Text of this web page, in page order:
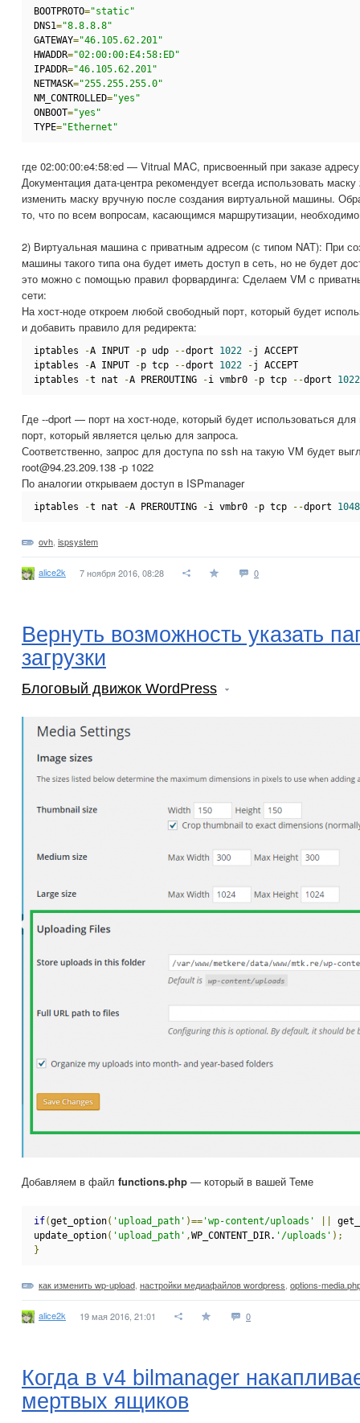
BOOTPROTO="static"
DNS1="8.8.8.8"
GATEWAY="46.105.62.201"
HWADDR="02:00:00:E4:58:ED"
IPADDR="46.105.62.201"
NETMASK="255.255.255.0"
NM_CONTROLLED="yes"
ONBOOT="yes"
TYPE="Ethernet"
где 02:00:00:e4:58:ed — Vitrual MAC, присвоенный при заказе
Документация дата-центра рекомендует всегда использовать
изменить маску вручную после создания виртуальной машины.
то, что по всем вопросам, касающимся маршрутизации,
2) Виртуальная машина с приватным адресом (с типом NAT): При
машины такого типа она будет иметь доступ в сеть, но не будет
это можно с помощью правил форвардинга: Сделаем VM c
сети:
На хост-ноде откроем любой свободный порт, который будет
и добавить правило для редиректа:
iptables -A INPUT -p udp --dport 1022 -j ACCEPT
iptables
-A INPUT -p tcp --dport 1022 -j ACCEPT
iptables
-t nat -A PREROUTING -i vmbr0 -p tcp --dport 1022
Где --dport — порт на хост-ноде, который будет использоваться
порт, который является целью для запроса.
Соответственно, запрос для доступа по ssh на такую VM будет
root@94.23.209.138 -p 1022
По аналогии открываем доступ в ISPmanager
iptables -t nat -A PREROUTING -i vmbr0 -p tcp --dport 1048
ovh ispsystem
alice2k 7 ноября 2016, 08:28 0
Вернуть возможность указать
загрузки
Блоговый движок WordPress
Добавляем в файл functions.php — который в вашей Теме
if(get_option( 'upload_path' )== 'wp-content/uploads'
update_option( 'upload_path' ,WP_CONTENT_DIR. '/uploads' );
}
как изменить wp-upload настройки медиафайлов wordpress options-
alice2k 19 мая 2016, 21:01 0
Когда в v4 bilmanager
мертвых ящиков